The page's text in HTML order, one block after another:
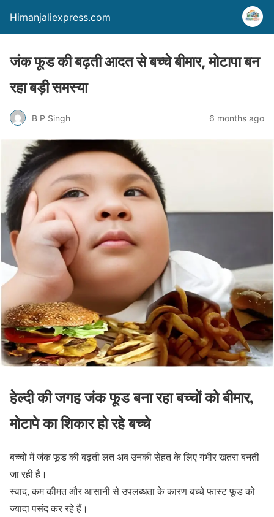
Himanjaliexpress.com
जंक फूड की बढ़ती आदत से बच्चे बीमार, मोटापा बन
रहा बड़ी समस्या
B P Singh 6 months ago
हेल्दी की जगह जंक फूड बना रहा बच्चों को बीमार,
मोटापे का शिकार हो रहे बच्चे
बच्चों में जंक फूड की बढ़ती लत अब उनकी सेहत के लिए गंभीर खतरा बनती
जा रही है।
स्वाद, कम कीमत और आसानी से उपलब्धता के कारण बच्चे फास्ट फूड को
ज्यादा पसंद कर रहे हैं।